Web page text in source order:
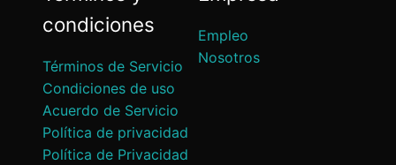
condiciones
Términos de Servicio
Condiciones de uso
Acuerdo de Servicio
Política de privacidad
Política de Privacidad
Empleo
Nosotros